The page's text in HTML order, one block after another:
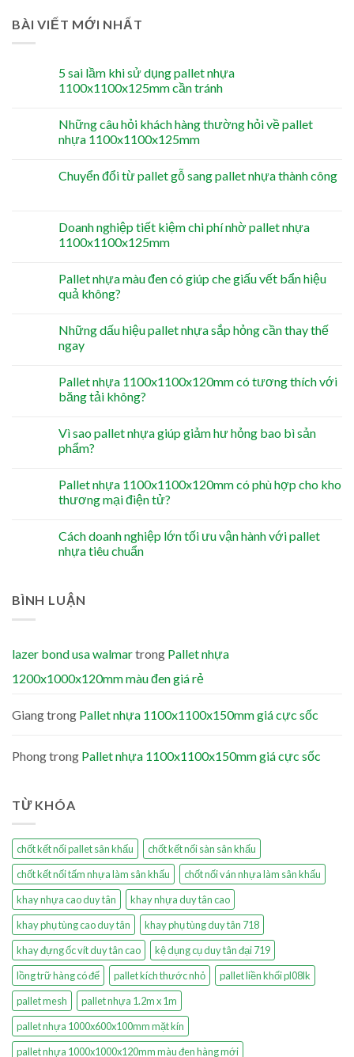
BÀI VIẾT MỚI NHẤT
5 sai lầm khi sử dụng pallet nhựa
1100x1100x125mm cần tránh
Những câu hỏi khách hàng thường hỏi về pallet
nhựa 1100x1100x125mm
Chuyển đổi từ pallet gỗ sang pallet nhựa thành công
Doanh nghiệp tiết kiệm chi phí nhờ pallet nhựa
1100x1100x125mm
Pallet nhựa màu đen có giúp che giấu vết bẩn hiệu
quả không?
Những dấu hiệu pallet nhựa sắp hỏng cần thay thế
ngay
Pallet nhựa 1100x1100x120mm có tương thích với
băng tải không?
Vì sao pallet nhựa giúp giảm hư hỏng bao bì sản
phẩm?
Pallet nhựa 1100x1100x120mm có phù hợp cho kho
thương mại điện tử?
Cách doanh nghiệp lớn tối ưu vận hành với pallet
nhựa tiêu chuẩn
BÌNH LUẬN
lazer bond usa walmartrong Pallet nhựa
1200x1000x120mm màu đen giá rẻ
Giangtrong Pallet nhựa 1100x1100x150mm giá cực sốc
Phongtrong Pallet nhựa 1100x1100x150mm giá cực sốc
TỪ KHÓA
chốt kết nối pallet sân khấu
chốt kết nối sàn sân khấu
chốt kết nối tấm nhựa làm sân khấu
chốt nối ván nhựa làm sân khấu
khay nhựa cao duy tân
khay nhựa duy tân cao
khay phụ tùng cao duy tân
khay phụ tùng duy tân 718
khay đựng ốc vít duy tân cao
kệ dụng cụ duy tân đại 719
lồng trữ hàng có đế
pallet kích thước nhỏ
pallet liền khối pl08lk
pallet mesh
pallet nhựa 1.2m x 1m
pallet nhựa 1000x600x100mm mặt kín
pallet nhựa 1000x1000x120mm màu đen hàng mới